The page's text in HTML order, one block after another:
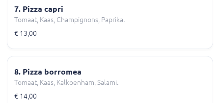
7. Pizza capri
Tomaat, Kaas, Champignons, Paprika.
€ 13,00
8. Pizza borromea
Tomaat, Kaas, Kalkoenham, Salami.
€ 14,00